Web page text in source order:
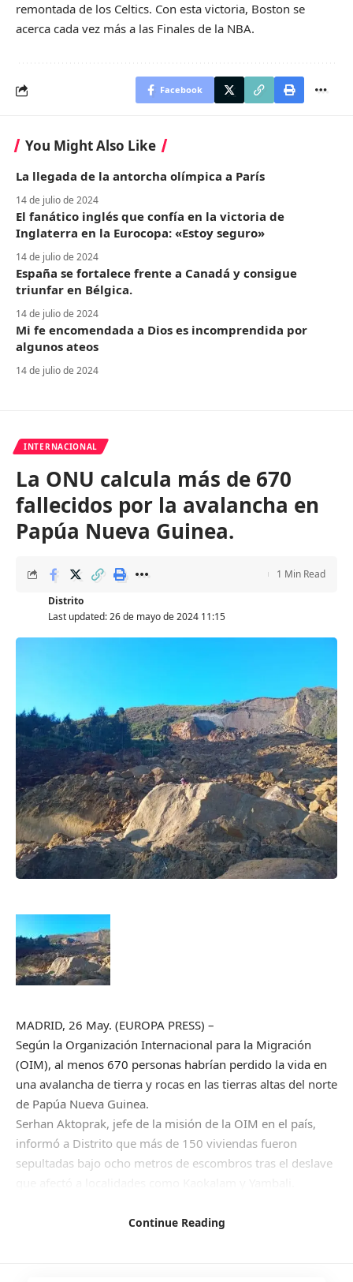
remontada de los Celtics. Con esta victoria, Boston se
acerca cada vez más a las Finales de la NBA.
Facebook
You Might Also Like
La llegada de la antorcha olímpica a París
14 de julio de 2024
El fanático inglés que confía en la victoria de
Inglaterra en la Eurocopa: «Estoy seguro»
14 de julio de 2024
España se fortalece frente a Canadá y consigue
triunfar en Bélgica.
14 de julio de 2024
Mi fe encomendada a Dios es incomprendida por
algunos ateos
14 de julio de 2024
INTERNACIONAL
La ONU calcula más de 670
fallecidos por la avalancha en
Papúa Nueva Guinea.
Last updated: 26 de mayo de 2024 11:15
Distrito
1 Min Read
MADRID, 26 May. (EUROPA PRESS) –
Según la Organización Internacional para la Migración
(OIM), al menos 670 personas habrían perdido la vida en
una avalancha de tierra y rocas en las tierras altas del norte
de Papúa Nueva Guinea.
Serhan Aktoprak, jefe de la misión de la OIM en el país,
informó a Distrito que más de 150 viviendas fueron
sepultadas bajo ocho metros de escombros tras el deslave
por hogar, las autoridades locales temen que el número de
Continue Reading